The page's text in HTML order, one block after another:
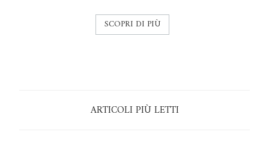
SCOPRI DI PIÙ
ARTICOLI PIÙ LETTI